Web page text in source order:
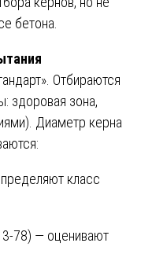
бетона.
Отбираются
здоровая зона,
Диаметр керна
класс
78) — оценивают